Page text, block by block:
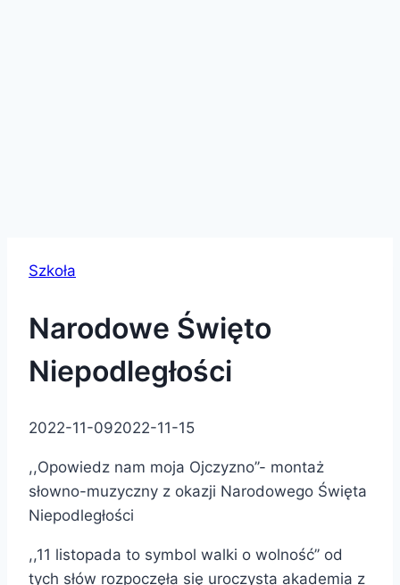
Szkoła
Narodowe Święto
Niepodległości
2022-11-092022-11-15
,,Opowiedz nam moja Ojczyzno’’- montaż
słowno-muzyczny z okazji Narodowego Święta
Niepodległości
,,11 listopada to symbol walki o wolność’’ od
tych słów rozpoczęła się uroczysta akademia z